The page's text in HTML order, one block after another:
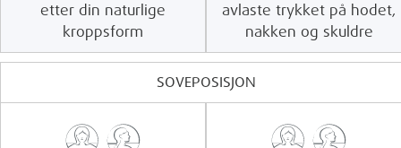
etter din naturlige
kroppsform
avlaste trykket på hodet,
nakken og skuldre
SOVEPOSISJON